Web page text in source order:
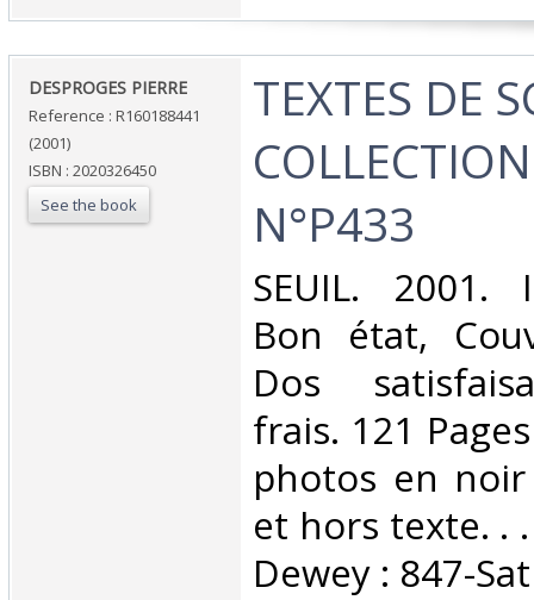
‎DESPROGES PIERRE‎
Reference : R160188441
(2001)
ISBN : 2020326450
See the book
‎TEXTES DE
N°P433‎
‎SEUIL. 2001.
Bon état,
Dos
frais. 121
photos en
et hors texte. .
Dewey : 847-